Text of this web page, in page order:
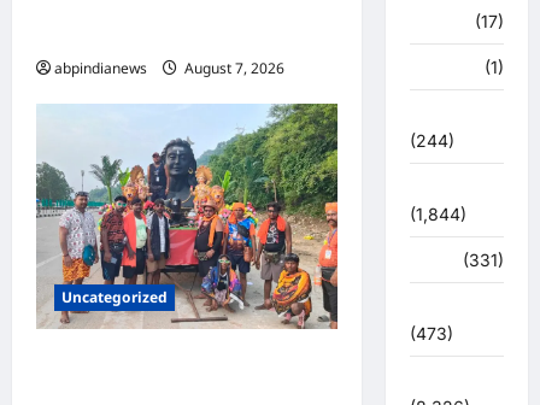
abpindianews August 7, 2026
Uncategorized
(17)
(1)
(244)
(1,844)
(331)
(473)